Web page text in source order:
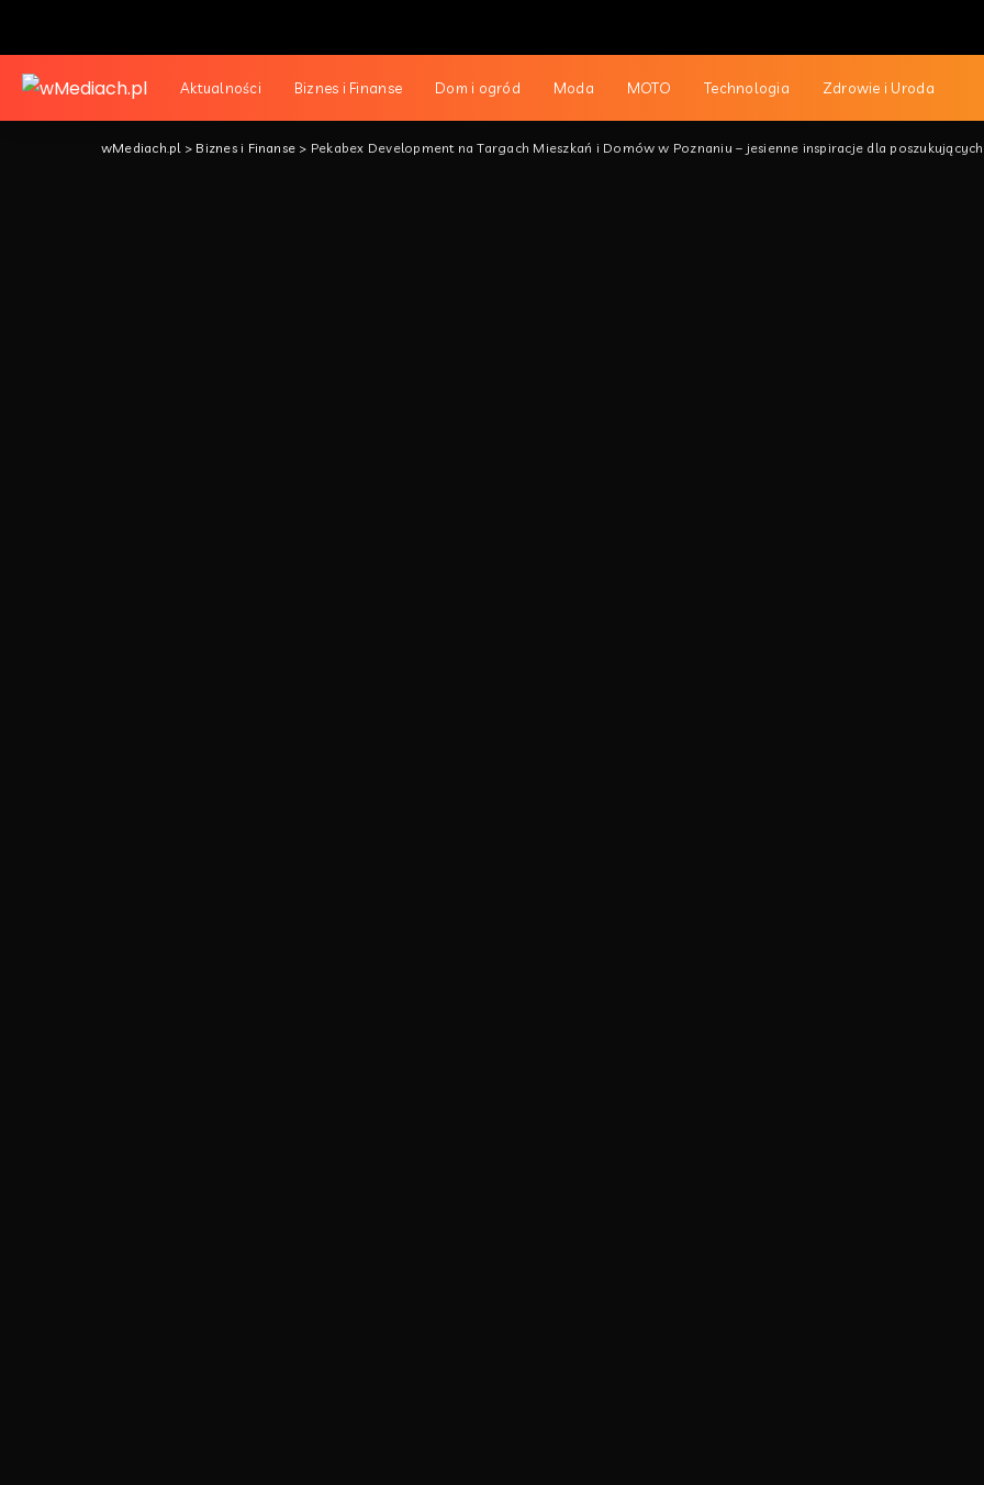
Aktualności Biznes i Finanse Dom i ogród Moda MOTO Technologia Zdrowie i Uroda
wMediach.pl> Biznes i Finanse > Pekabex Development na Targach Mieszkań i Domów w Poznaniu – jesienne inspiracje dla poszukujących